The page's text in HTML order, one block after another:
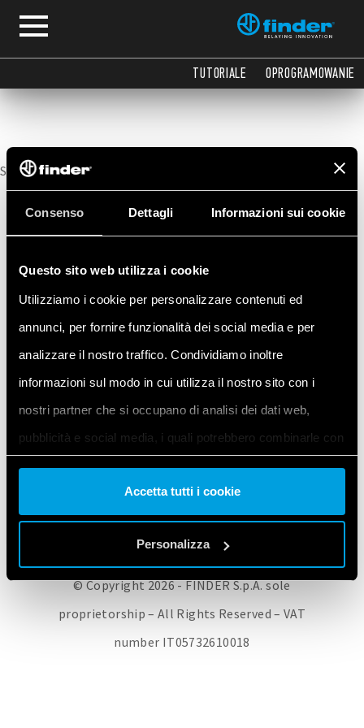
Consenso Dettagli Informazioni sui cookie
Questo sito web utilizza i cookie
Utilizziamo i cookie per personalizzare contenuti ed
annunci, per fornire funzionalità dei social media e per
analizzare il nostro traffico. Condividiamo inoltre
informazioni sul modo in cui utilizza il nostro sito con i
nostri partner che si occupano di analisi dei dati web,
pubblicità e social media, i quali potrebbero combinarle con
altre informazioni che ha fornito loro o che hanno raccolto
dal suo utilizzo dei loro servizi. Acconsenta ai nostri cookie
se continua ad utilizzare il nostro sito web.
Accetta tutti i cookie
Personalizza
TUTORIALE OPROGRAMOWANIE
Instrukcja obsługi
Sorry, no posts matched your criteria.
ZMIEŃ SWOJE USTAWIENIA COOKIE/WYCOFAJ SWOJĄ ZGODĘ
© Copyright 2026 - FINDER S.p.A. sole
proprietorship – All Rights Reserved – VAT
number IT05732610018